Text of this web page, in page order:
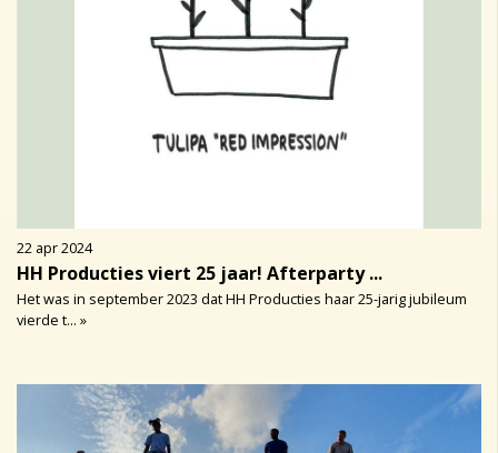
22 apr 2024
HH Producties viert 25 jaar! Afterparty ...
Het was in september 2023 dat HH Producties haar 25-jarig jubileum
vierde t... »